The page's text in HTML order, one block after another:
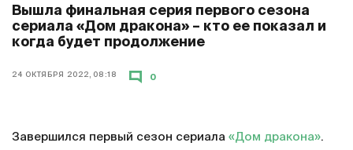
Вышла финальная серия первого сезона
сериала «Дом дракона» – кто ее показал и
когда будет продолжение
24 ОКТЯБРЯ 2022, 08:18 0
Завершился первый сезон сериала «Дом дракона».